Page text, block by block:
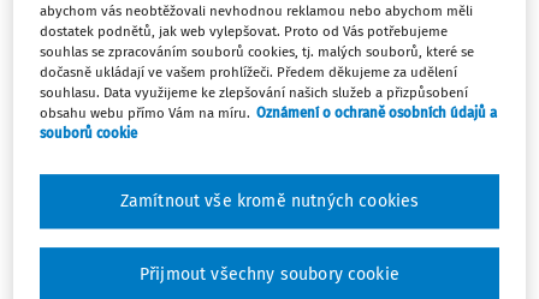
Problém byl, že potřebovala z matematiky dostat na
vysvědčení alespoň čtyřku, aby řádně ukončila ročník.
Dívka je na hranici lehké mentální retardace a
matematika pro ni byla vždy velmi náročná disciplína.
Učitelé ji nechávali tzv. prolézt. Jenže v devátém ročníku
gymnáziu, a ta slečně „hrozila“ pětkou, „protože přeci nic
neumí a místo písemky odevzdává nepopsaný papír“. Byla
to pravda. Dívka skutečně nezvládala ani základní učivo
na úrovni pátého ročníku a měla takový blok, že se ani
abychom vás neobtěžovali nevhodnou reklamou nebo abychom měli
dostatek podnětů, jak web vylepšovat. Proto od Vás potřebujeme
souhlas se zpracováním souborů cookies, tj. malých souborů, které se
dočasně ukládají ve vašem prohlížeči. Předem děkujeme za udělení
souhlasu. Data využijeme ke zlepšování našich služeb a přizpůsobení
obsahu webu přímo Vám na míru. Oznámení o ochraně osobních údajů a
souborů cookie
Zamítnout vše kromě nutných cookies
Přijmout všechny soubory cookie